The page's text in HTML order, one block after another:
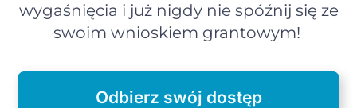
wygaśnięcia i już nigdy nie spóźnij się ze
swoim wnioskiem grantowym!
Odbierz swój dostęp